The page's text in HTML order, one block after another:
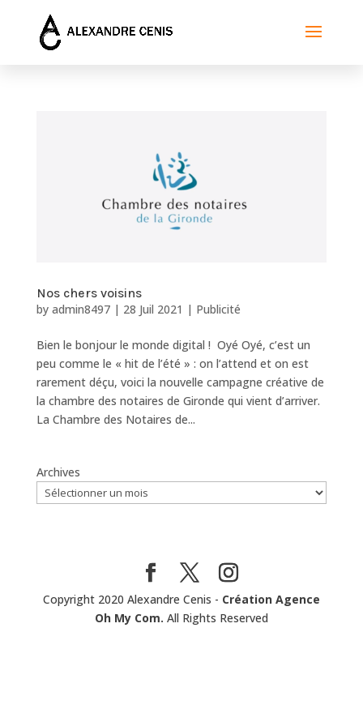
Nos chers voisins
by admin8497| 28 Juil 2021 | Publicité
Bien le bonjour le monde digital ! Oyé Oyé, c’est un
peu comme le « hit de l’été » : on l’attend et on est
rarement déçu, voici la nouvelle campagne créative de
la chambre des notaires de Gironde qui vient d’arriver.
La Chambre des Notaires de...
Archives
Copyright 2020 Alexandre Cenis - Création Agence
Oh My Com. All Rights Reserved